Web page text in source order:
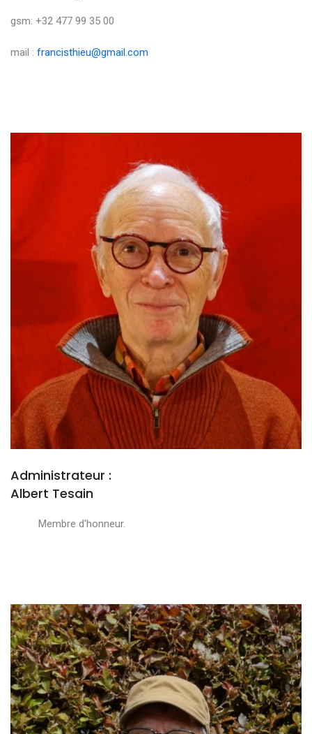
gsm: +32 477 99 35 00
mail : francisthieu@gmail.com
Administrateur :
Albert Tesain
Membre d'honneur.